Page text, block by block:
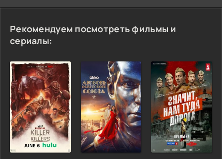
Рекомендуем посмотреть фильмы и
сериалы: